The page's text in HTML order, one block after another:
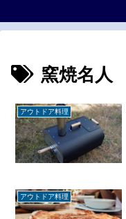
窯焼名人
アウトドア料理
アウトドア料理